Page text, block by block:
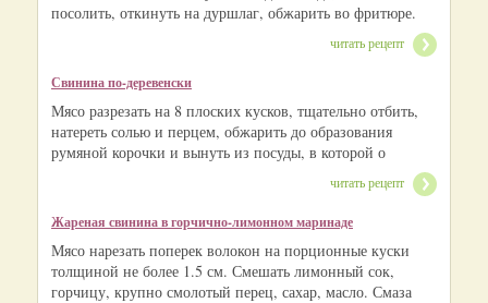
посолить, откинуть на дуршлаг, обжарить во фритюре.
читать рецепт
Свинина по-деревенски
Мясо разрезать на 8 плоских кусков, тщательно отбить,
натереть солью и перцем, обжарить до образования
румяной корочки и вынуть из посуды, в которой о
читать рецепт
Жареная свинина в горчично-лимонном маринаде
Мясо нарезать поперек волокон на порционные куски
толщиной не более 1.5 см. Смешать лимонный сок,
горчицу, крупно смолотый перец, сахар, масло. Смаза